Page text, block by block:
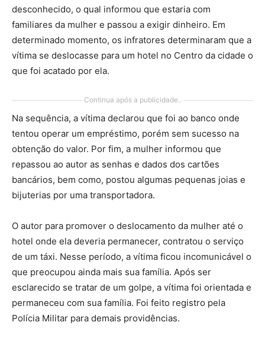
desconhecido, o qual informou que estaria com
familiares da mulher e passou a exigir dinheiro. Em
determinado momento, os infratores determinaram que a
vítima se deslocasse para um hotel no Centro da cidade o
que foi acatado por ela.
Continua após a publicidade..
Na sequência, a vítima declarou que foi ao banco onde
tentou operar um empréstimo, porém sem sucesso na
obtenção do valor. Por fim, a mulher informou que
repassou ao autor as senhas e dados dos cartões
bancários, bem como, postou algumas pequenas joias e
bijuterias por uma transportadora.
O autor para promover o deslocamento da mulher até o
hotel onde ela deveria permanecer, contratou o serviço
de um táxi. Nesse período, a vítima ficou incomunicável o
que preocupou ainda mais sua família. Após ser
esclarecido se tratar de um golpe, a vítima foi orientada e
permaneceu com sua família. Foi feito registro pela
Polícia Militar para demais providências.